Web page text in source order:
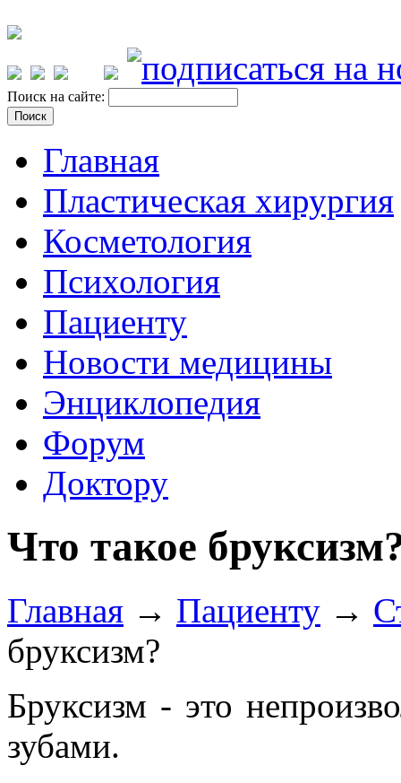
Поиск на сайте:
Главная
Пластическая хирургия
Косметология
Психология
Пациенту
Новости медицины
Энциклопедия
Форум
Доктору
Что такое
Главная → Пациенту →
бруксизм?
Бруксизм - это
зубами.